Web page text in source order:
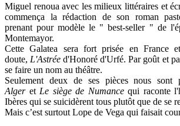
Miguel renoua avec les milieux littéraires et
commença la rédaction de son roman
prenant pour modèle le " best-seller " de
Montemayor.
Cette Galatea sera fort prisée en France
doute, L'Astrée d'Honoré d'Urfé. Par goût et
se faire un nom au théâtre.
Seulement deux de ses pièces nous sont
Alger et Le siège de Numancequi raconte
Ibères qui se suicidèrent tous plutôt que de se
Mais c’est surtout Lope de Vega qui faisait